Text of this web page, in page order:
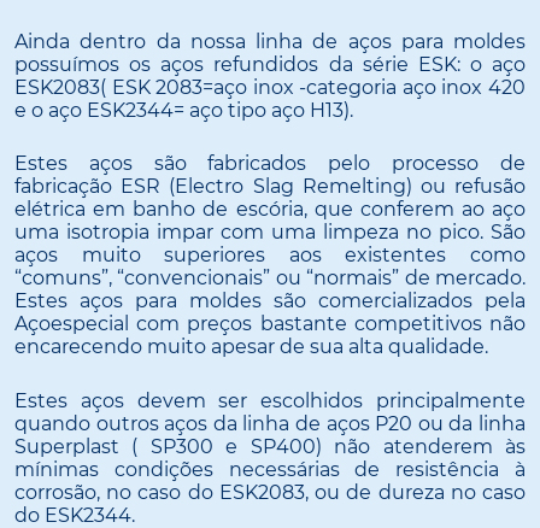
Ainda dentro da nossa linha de aços para moldes
possuímos os aços refundidos da série ESK: o aço
ESK2083( ESK 2083=aço inox -categoria aço inox 420
e o aço ESK2344= aço tipo aço H13).
Estes aços são fabricados pelo processo de
fabricação ESR (Electro Slag Remelting) ou refusão
elétrica em banho de escória, que conferem ao aço
uma isotropia impar com uma limpeza no pico. São
aços muito superiores aos existentes como
“comuns”, “convencionais” ou “normais” de mercado.
Estes aços para moldes são comercializados pela
Açoespecial com preços bastante competitivos não
encarecendo muito apesar de sua alta qualidade.
Estes aços devem ser escolhidos principalmente
quando outros aços da linha de aços P20 ou da linha
Superplast ( SP300 e SP400) não atenderem às
mínimas condições necessárias de resistência à
corrosão, no caso do ESK2083, ou de dureza no caso
do ESK2344.